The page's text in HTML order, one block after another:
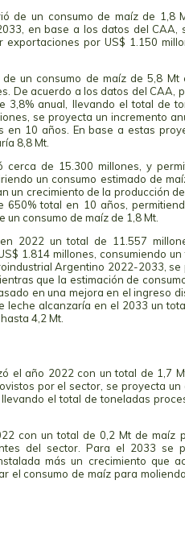
de un consumo de maíz de 1,8
en base a los datos del CAA,
por US$ 1.150
un consumo de maíz de 5,8 Mt
De acuerdo a los datos del CAA,
3,8% anual, llevando el total de
se proyecta un incremento
10 años. En base a estas
8,8 Mt.
de 15.300 millones, y
un consumo estimado de
un crecimiento de la producción
total en 10 años,
consumo de maíz de 1,8 Mt.
2022 un total de 11.557
1.814 millones, consumiendo
Argentino 2022-2033, se
que la estimación de
en una mejora en el ingreso
leche alcanzaría en el 2033 un
4,2 Mt.
el año 2022 con un total de 1,7
por el sector, se proyecta un
el total de toneladas
con un total de 0,2 Mt de maíz
del sector. Para el 2033 se
más un crecimiento que
el consumo de maíz para